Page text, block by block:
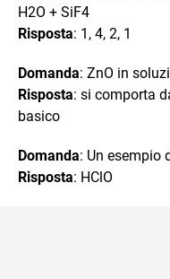
H2O + SiF4
Risposta: 1, 4, 2, 1
Domanda: ZnO in
Risposta: si comporta
basico
Domanda: Un esempio
Risposta: HClO